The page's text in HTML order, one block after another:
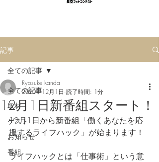
記事
全ての記事
取材
ゲスト
お知らせ
番組
全ての記事
12月1日新番組スタート！
Ryosuke kanda
2020年12月1日 読了時間: 1分
12月1日から新番組「働くあなたを応
援するライフハック」が始まります！
ライフハックとは「仕事術」という意